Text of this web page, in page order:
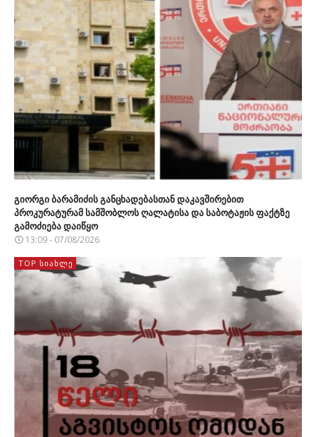
გიორგი ბარამიძის განცხადებასთან დაკავშირებით
პროკურატურამ სამშობლოს ღალატისა და საბოტაჟის ფაქტზე
გამოძიება დაიწყო
13:09 - 07/08/2026
TOP ᲡᲘᲐᲮᲚᲔ